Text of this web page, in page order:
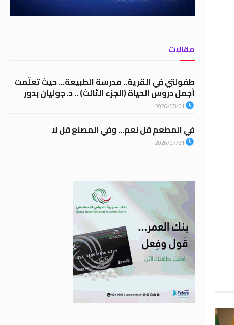
مقالات
طفولتي في القرية.. مدرسة الطبيعة… حيث تعلّمت
أجمل دروس الحياة (الجزء الثالث) .. د. جوليان بدور
2026/08/01
في المطعم قل نعم… وفي المصنع قل لا
2026/07/31